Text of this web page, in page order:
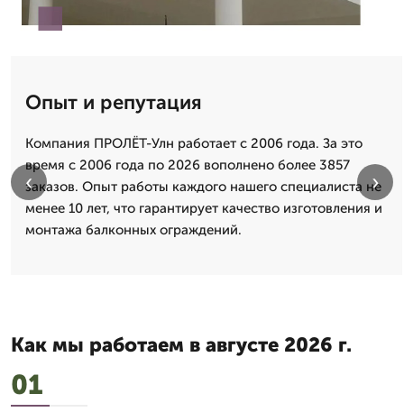
Опыт и репутация
Компания ПРОЛЁТ-Улн работает с 2006 года. За это
время с 2006 года по 2026 вополнено более 3857
заказов. Опыт работы каждого нашего специалиста не
менее 10 лет, что гарантирует качество изготовления и
монтажа балконных ограждений.
‹ ›
Как мы работаем в августе 2026 г.
01